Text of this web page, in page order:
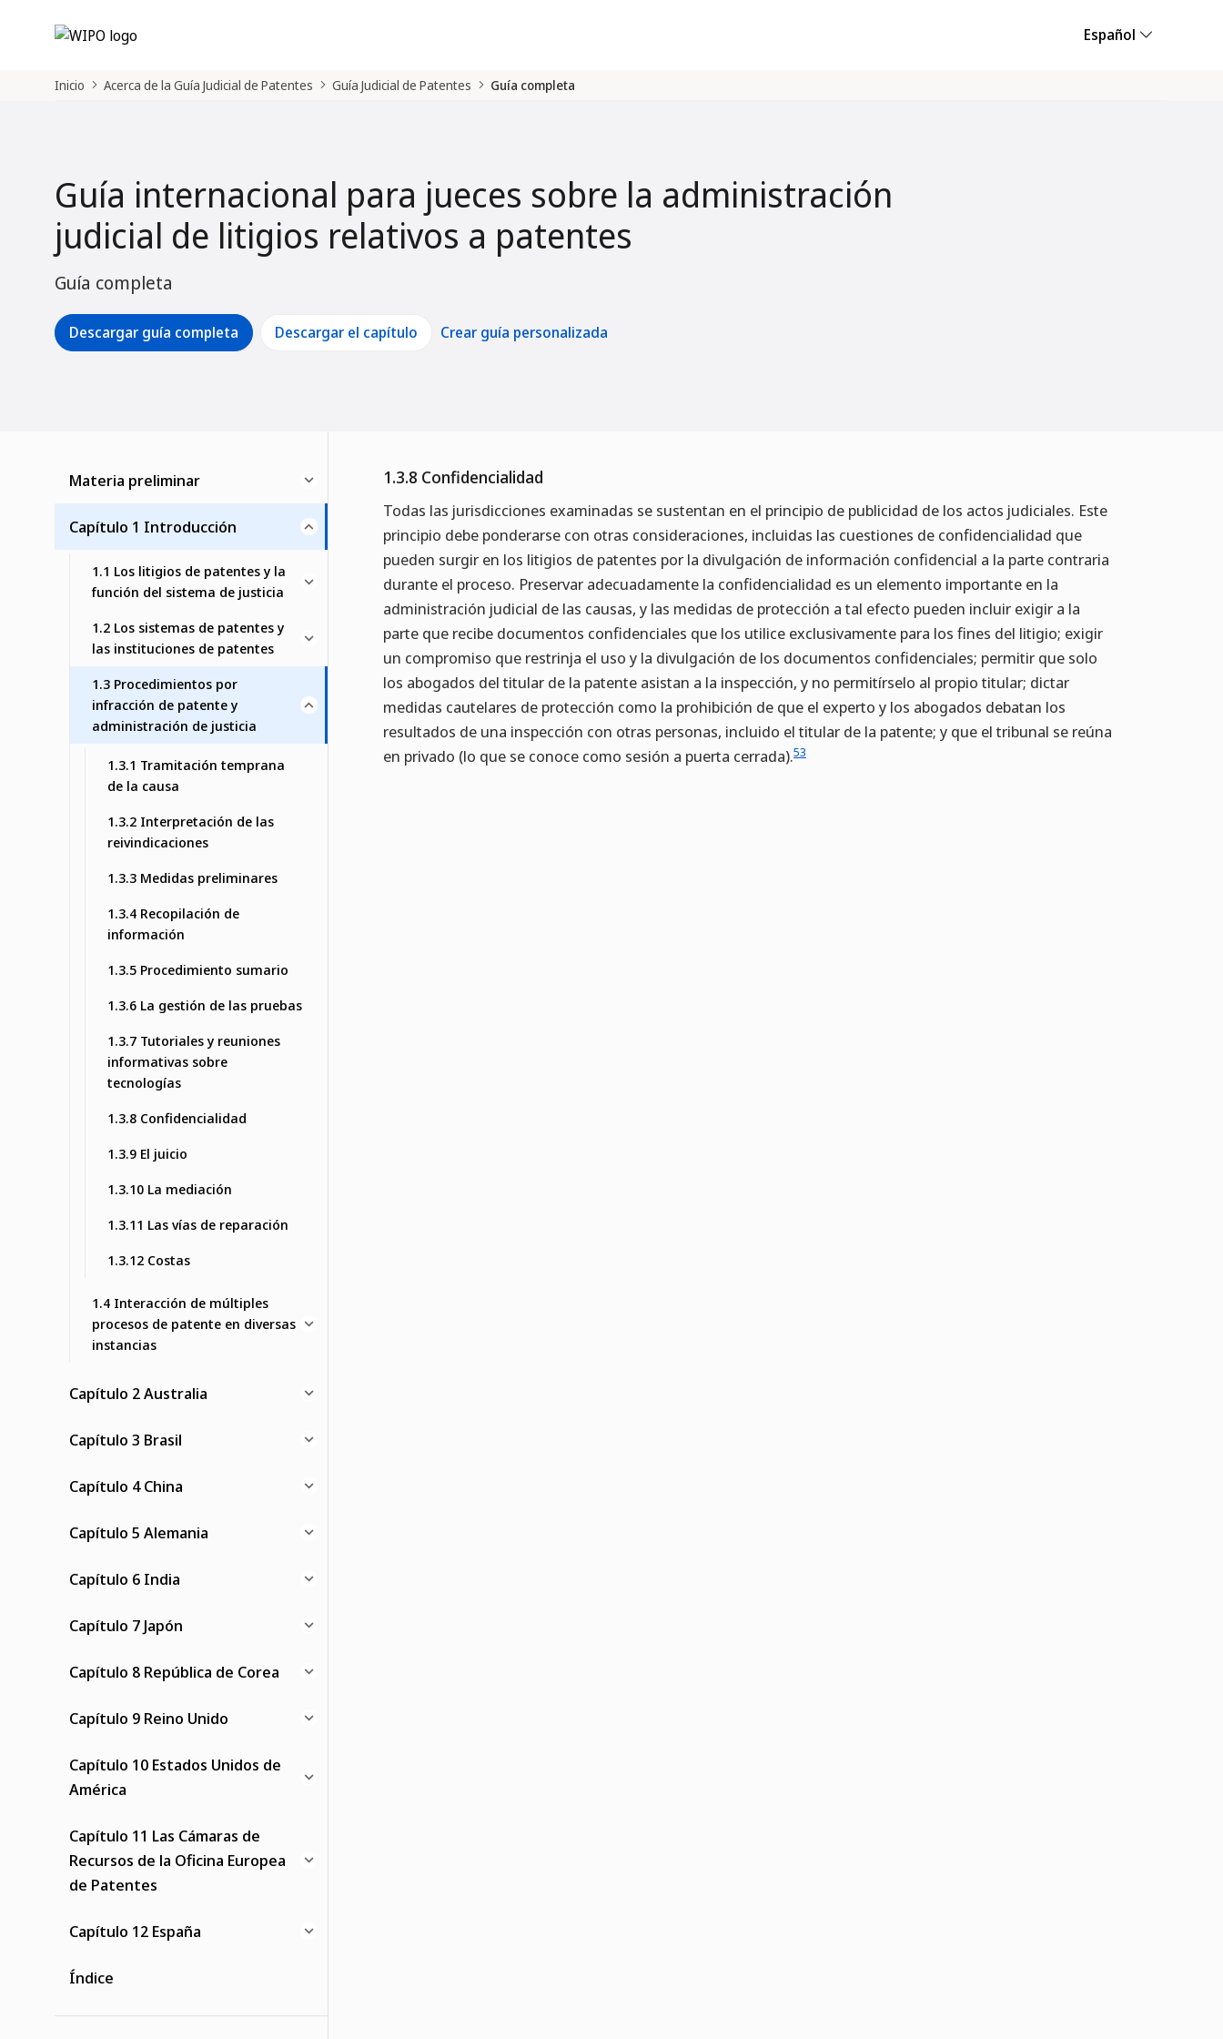
Español
Inicio Acerca de la Guía Judicial de Patentes Guía Judicial de Patentes Guía completa
Guía internacional para jueces sobre la administración
judicial de litigios relativos a patentes
Guía completa
Descargar guía completa Descargar el capítulo Crear guía personalizada
Materia preliminar
Capítulo 1 Introducción
1.1 Los litigios de patentes y la
función del sistema de justicia
1.2 Los sistemas de patentes y
las instituciones de patentes
1.3 Procedimientos por
infracción de patente y
administración de justicia
1.3.1 Tramitación temprana
de la causa
1.3.2 Interpretación de las
reivindicaciones
1.3.3 Medidas preliminares
1.3.4 Recopilación de
información
1.3.5 Procedimiento sumario
1.3.6 La gestión de las pruebas
1.3.7 Tutoriales y reuniones
informativas sobre
tecnologías
1.3.8 Confidencialidad
1.3.9 El juicio
1.3.10 La mediación
1.3.11 Las vías de reparación
1.3.12 Costas
1.4 Interacción de múltiples
procesos de patente en diversas
instancias
Capítulo 2 Australia
Capítulo 3 Brasil
Capítulo 4 China
Capítulo 5 Alemania
Capítulo 6 India
Capítulo 7 Japón
Capítulo 8 República de Corea
Capítulo 9 Reino Unido
Capítulo 10 Estados Unidos de
América
Capítulo 11 Las Cámaras de
Recursos de la Oficina Europea
de Patentes
Capítulo 12 España
Índice
1.3.8 Confidencialidad
Todas las jurisdicciones examinadas se sustentan en el principio de publicidad de los actos judiciales. Este
principio debe ponderarse con otras consideraciones, incluidas las cuestiones de confidencialidad que
pueden surgir en los litigios de patentes por la divulgación de información confidencial a la parte contraria
durante el proceso. Preservar adecuadamente la confidencialidad es un elemento importante en la
administración judicial de las causas, y las medidas de protección a tal efecto pueden incluir exigir a la
parte que recibe documentos confidenciales que los utilice exclusivamente para los fines del litigio; exigir
un compromiso que restrinja el uso y la divulgación de los documentos confidenciales; permitir que solo
los abogados del titular de la patente asistan a la inspección, y no permitírselo al propio titular; dictar
medidas cautelares de protección como la prohibición de que el experto y los abogados debatan los
resultados de una inspección con otras personas, incluido el titular de la patente; y que el tribunal se reúna
en privado (lo que se conoce como sesión a puerta cerrada).53